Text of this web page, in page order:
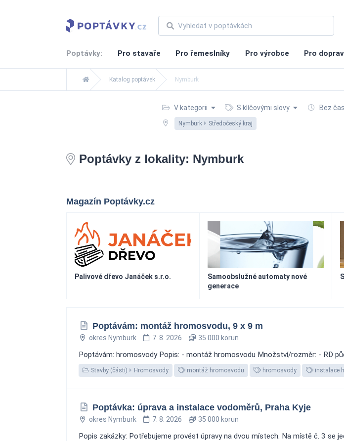
Poptávky: Pro stavaře Pro řemeslníky Pro výrobce Pro
Katalog poptávek Nymburk
V kategorii S klíčovými slovy Bez
Nymburk Středočeský kraj
Poptávky z lokality: Nymburk
Magazín Poptávky.cz
Palivové dřevo Janáček s.r.o.
Samoobslužné automaty nové
generace
Poptávám: montáž hromosvodu, 9 x 9 m
okres Nymburk 7. 8. 2026 35 000 korun
Poptávám: hromosvody Popis: - montáž hromosvodu Množství/rozměr: - RD
Stavby (části) Hromosvody montáž hromosvodu hromosvody instalace
Poptávka: úprava a instalace vodoměrů, Praha Kyje
okres Nymburk 7. 8. 2026 35 000 korun
Popis zakázky: Potřebujeme provést úpravy na dvou místech. Na místě č. 3 se